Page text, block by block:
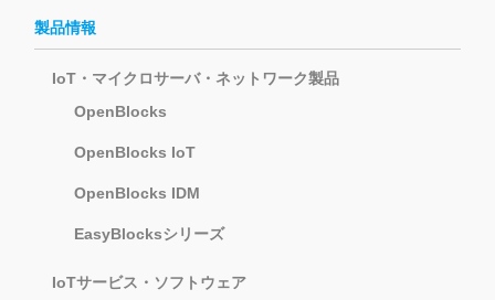
製品情報
IoT・マイクロサーバ・ネットワーク製品
OpenBlocks
OpenBlocks IoT
OpenBlocks IDM
EasyBlocksシリーズ
IoTサービス・ソフトウェア